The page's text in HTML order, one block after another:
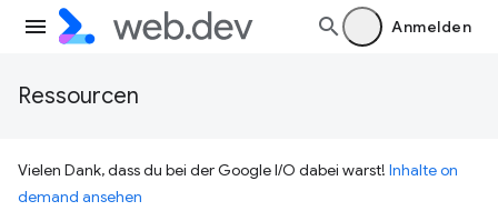
Anmelden
Ressourcen
Vielen Dank, dass du bei der Google I/O dabei warst! Inhalte on
demand ansehen